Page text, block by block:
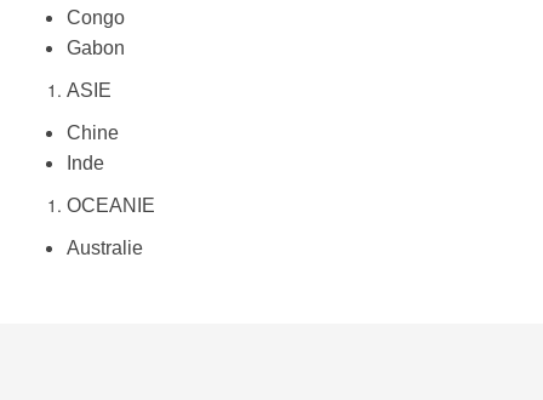
Congo
Gabon
ASIE
Chine
Inde
OCEANIE
Australie